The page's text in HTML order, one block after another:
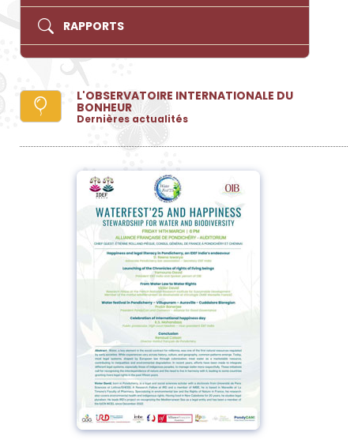
RAPPORTS
L'OBSERVATOIRE INTERNATIONALE DU
BONHEUR
Dernières actualités